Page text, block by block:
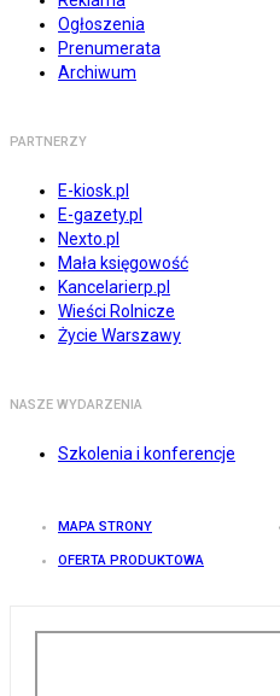
Ogłoszenia
Prenumerata
Archiwum
PARTNERZY
E-kiosk.pl
E-gazety.pl
Nexto.pl
Mała księgowość
Kancelarierp.pl
Wieści Rolnicze
Życie Warszawy
NASZE WYDARZENIA
Szkolenia i konferencje
MAPA STRONY
OFERTA PRODUKTOWA